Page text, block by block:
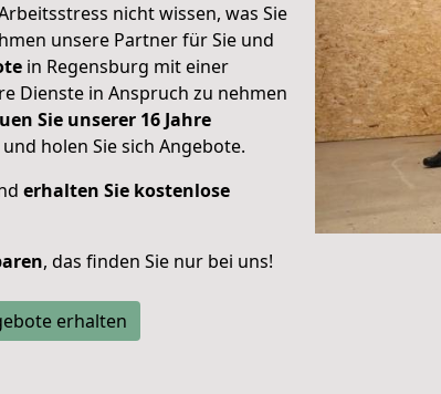
nicht wissen, was Sie
unsere Partner für Sie und
in Regensburg mit einer
Dienste in Anspruch zu nehmen
Sie unserer 16 Jahre
holen Sie sich Angebote.
erhalten Sie kostenlose
, das finden Sie nur bei uns!
erhalten